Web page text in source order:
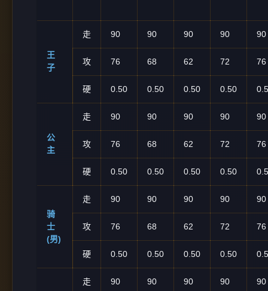
王
子
走 90 90 90 90 90
攻 76 68 62 72 76
硬 0.50 0.50 0.50 0.50
公
主
走 90 90 90 90 90
攻 76 68 62 72 76
硬 0.50 0.50 0.50 0.50
骑
士
(男)
走 90 90 90 90 90
攻 76 68 62 72 76
硬 0.50 0.50 0.50 0.50
走 90 90 90 90 90